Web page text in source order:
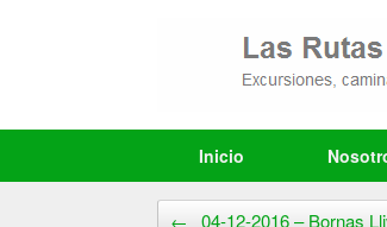
Inicio
Navegador de artículos
← 04-12-2016 – Bornas